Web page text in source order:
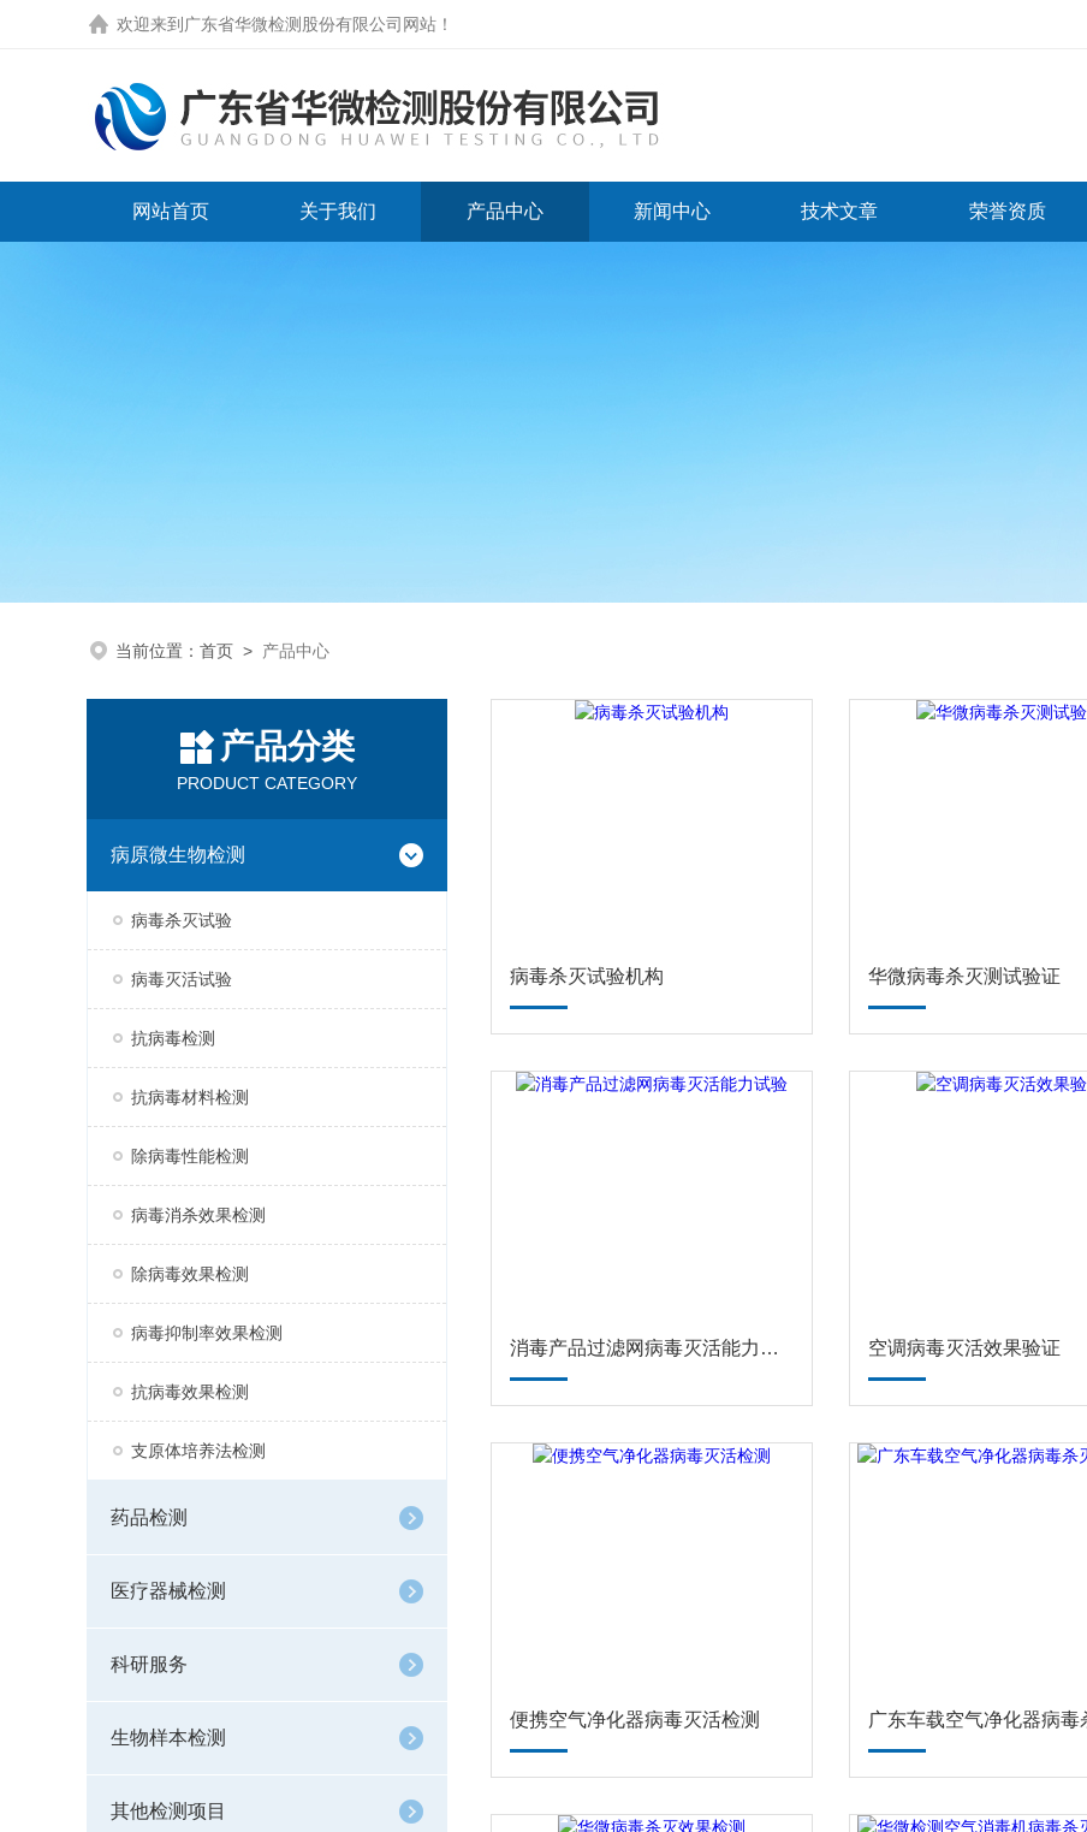
欢迎来到 广东省华微检测股份有限公司网站 ！
网站首页 关于我们 产品中心 新闻中心 技术文章 荣誉资质
当前位置： 首页 > 产品中心
产品分类
PRODUCT CATEGORY
病原微生物检测
病毒杀灭试验
病毒灭活试验
抗病毒检测
抗病毒材料检测
除病毒性能检测
病毒消杀效果检测
除病毒效果检测
病毒抑制率效果检测
抗病毒效果检测
支原体培养法检测
药品检测
医疗器械检测
科研服务
生物样本检测
其他检测项目
病毒杀灭试验机构 华微病毒杀灭测试验证
消毒产品过滤网病毒灭活能力试验 空调病毒灭活效果验证
便携空气净化器病毒灭活检测